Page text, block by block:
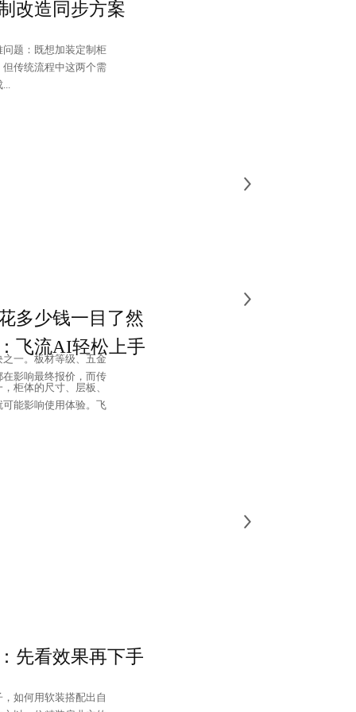
改造同步方案
题：既想加装定制柜
传统流程中这两个需
多少钱一目了然
一。板材等级、五金
影响最终报价，而传
飞流AI轻松上手
柜体的尺寸、层板、
能影响使用体验。飞
先看效果再下手
如何用软装搭配出自